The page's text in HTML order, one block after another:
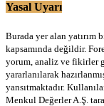
Yasal Uyarı
Burada yer alan yatırım
kapsamında değildir.
yorum, analiz ve fikirler
yararlanılarak
yansıtmaktadır.
Menkul Değerler A.Ş.